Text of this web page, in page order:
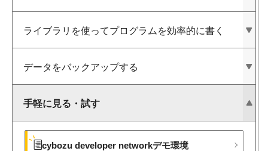
ライブラリを​使って​プログラムを​効率的に​書く
データを​バックアップする
手軽に​見る​・試す
cybozu developer networkデモ環境